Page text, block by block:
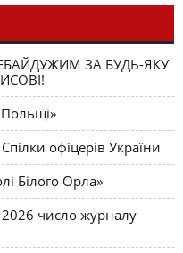
ЗА БУДЬ-ЯКУ
офіцерів України
Білого Орла»
число журналу